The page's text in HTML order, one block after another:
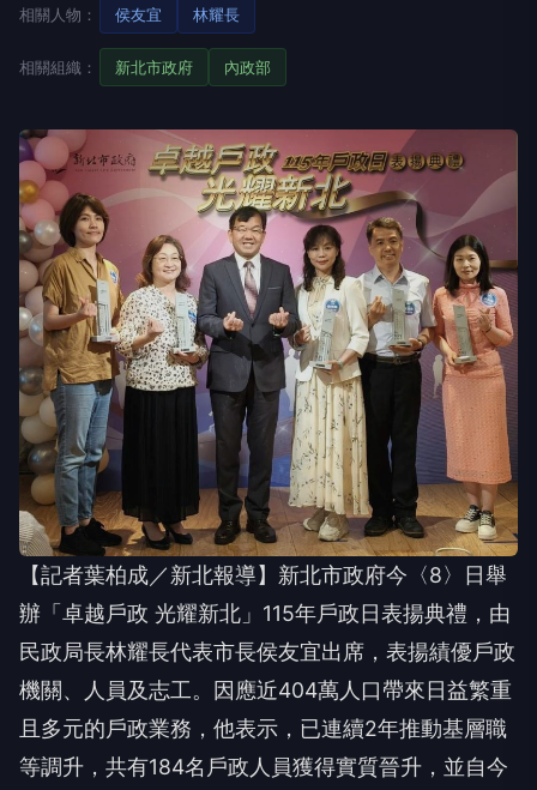
相關人物： 侯友宜 林耀長
相關組織： 新北市政府 內政部
【記者葉柏成／新北報導】新北市政府今〈8〉日舉
辦「卓越戶政 光耀新北」115年戶政日表揚典禮，由
民政局長林耀長代表市長侯友宜出席，表揚績優戶政
機關、人員及志工。因應近404萬人口帶來日益繁重
且多元的戶政業務，他表示，已連續2年推動基層職
等調升，共有184名戶政人員獲得實質晉升，並自今